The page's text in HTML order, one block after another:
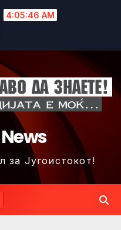
4:05:49 AM
за Југоистокот!